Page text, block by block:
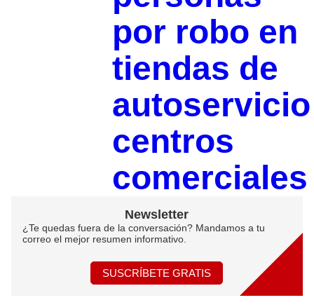
por robo en
tiendas de
centros
Newsletter
¿Te quedas fuera de la conversación? Mandamos a tu
correo el mejor resumen informativo.
SUSCRÍBETE GRATIS